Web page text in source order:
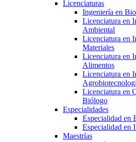
Licenciaturas
Ingeniería en
Licenciatura en
Ambiental
Licenciatura en
Materiales
Licenciatura en
Alimentos
Licenciatura en
Licenciatura en
Biólogo
Especialidades
Especialidad en
Especialidad en
Maestrías